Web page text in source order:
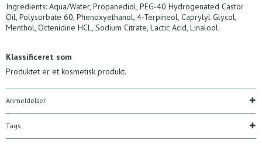
Ingredients: Aqua/Water, Propanediol, PEG-40 Hydrogenated Castor
Oil, Polysorbate 60, Phenoxyethanol, 4-Terpineol, Caprylyl Glycol,
Menthol, Octenidine HCL, Sodium Citrate, Lactic Acid, Linalool.
Klassificeret som
Produktet er et kosmetisk produkt.
Anmeldelser
Tags